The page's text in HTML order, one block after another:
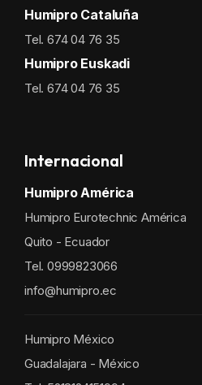
Humipro Cataluña
Tel. 674 04 76 35
Humipro Euskadi
Tel. 674 04 76 35
Internacional
Humipro América
Humipro Eurotechnic América
Quito - Ecuador
Tel. 0999823066
info@humipro.ec
Humipro México
Guadalajara - México